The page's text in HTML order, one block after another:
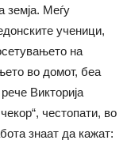
земја. Меѓу
ученици,
на
во домот, беа
Викторија
честопати, во
знаат да кажат: